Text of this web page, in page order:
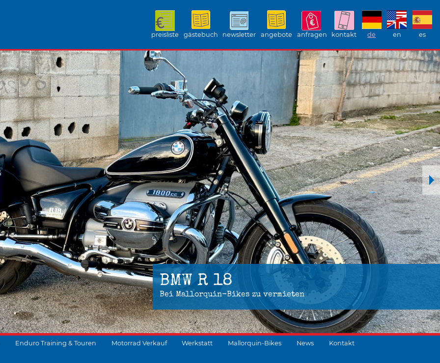
preisliste gästebuch newsletter angebote anfragen kontakt de en es
BMW R 18
Bei Mallorquin-Bikes zu vermieten
Enduro Training & Touren Motorrad Verkauf Werkstatt Mallorquin-Bikes News Kontakt